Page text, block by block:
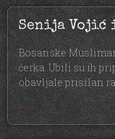
Senija Vojić
Bosanske
ćerka. Ubili su ih
obavljale prisilan
»